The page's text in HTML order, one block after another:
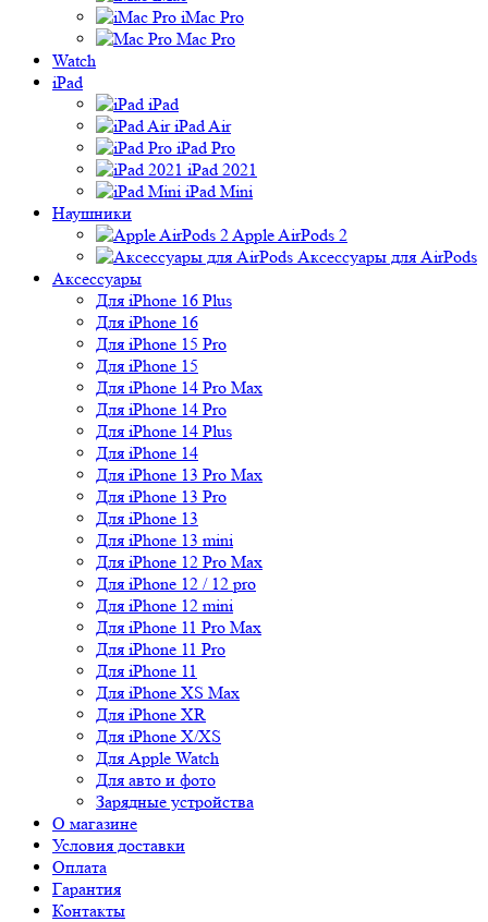
iMac Pro
Mac Pro
Watch
iPad
iPad
iPad Air
iPad Pro
iPad 2021
iPad Mini
Наушники
Apple AirPods 2
Аксессуары для AirPods
Аксессуары
Для iPhone 16 Plus
Для iPhone 16
Для iPhone 15 Pro
Для iPhone 15
Для iPhone 14 Pro Max
Для iPhone 14 Pro
Для iPhone 14 Plus
Для iPhone 14
Для iPhone 13 Pro Max
Для iPhone 13 Pro
Для iPhone 13
Для iPhone 13 mini
Для iPhone 12 Pro Max
Для iPhone 12 / 12 pro
Для iPhone 12 mini
Для iPhone 11 Pro Max
Для iPhone 11 Pro
Для iPhone 11
Для iPhone XS Max
Для iPhone XR
Для iPhone X/XS
Для Apple Watch
Для авто и фото
Зарядные устройства
О магазине
Условия доставки
Оплата
Гарантия
Контакты